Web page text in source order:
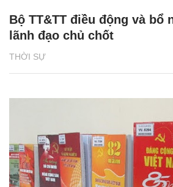
THỜI SỰ
Bộ TT&TT điều động và bổ
lãnh đạo chủ chốt